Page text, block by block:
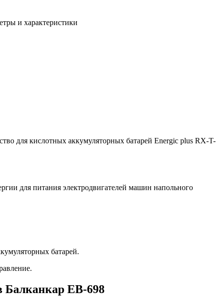
и характеристики
для кислотных аккумуляторных батарей Energic plus RX-T-
для питания электродвигателей машин напольного
батарей.
Балканкар ЕВ-698